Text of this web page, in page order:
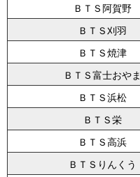
ＢＴＳ阿賀野
ＢＴＳ刈羽
ＢＴＳ焼津
ＢＴＳ富士おやま
ＢＴＳ浜松
ＢＴＳ栄
ＢＴＳ高浜
ＢＴＳりんくう